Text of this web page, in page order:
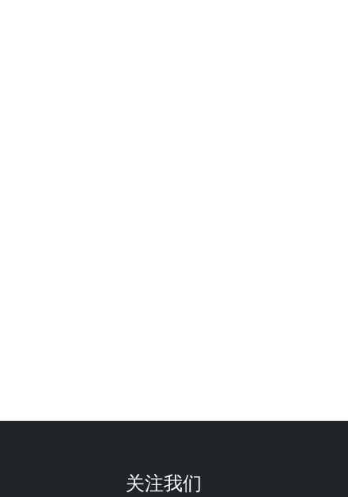
关注我们